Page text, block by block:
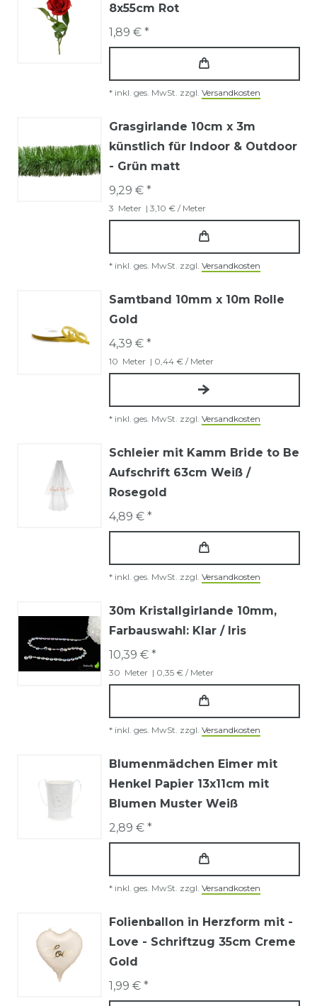
8x55cm Rot
1,89 € *
* inkl. ges. MwSt. zzgl. Versandkosten
Grasgirlande 10cm x 3m
künstlich für Indoor & Outdoor
- Grün matt
9,29 € *
3 Meter | 3,10 € / Meter
* inkl. ges. MwSt. zzgl. Versandkosten
Samtband 10mm x 10m Rolle
Gold
4,39 € *
10 Meter | 0,44 € / Meter
* inkl. ges. MwSt. zzgl. Versandkosten
Schleier mit Kamm Bride to Be
Aufschrift 63cm Weiß /
Rosegold
4,89 € *
* inkl. ges. MwSt. zzgl. Versandkosten
30m Kristallgirlande 10mm,
Farbauswahl: Klar / Iris
10,39 € *
30 Meter | 0,35 € / Meter
* inkl. ges. MwSt. zzgl. Versandkosten
Blumenmädchen Eimer mit
Henkel Papier 13x11cm mit
Blumen Muster Weiß
2,89 € *
* inkl. ges. MwSt. zzgl. Versandkosten
Folienballon in Herzform mit -
Love - Schriftzug 35cm Creme
Gold
1,99 € *